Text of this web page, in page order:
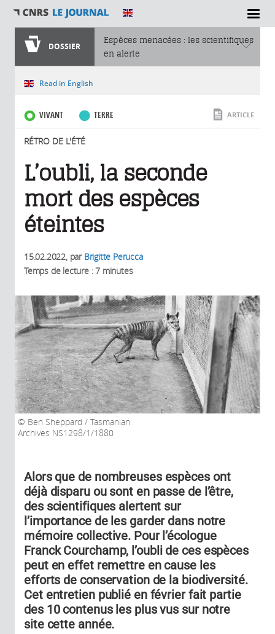
SECTIONS
DOSSIER
Espèces menacées : les scientifiques
en alerte
Vous êtes ici
Read in English
VIVANT TERRE
RÉTRO DE L'ÉTÉ
ARTICLE
L’oubli, la seconde
mort des espèces
éteintes
15.02.2022, par Brigitte Perucca
Temps de lecture : 7 minutes
Ben Sheppard / Tasmanian
Archives NS1298/1/1880
Alors que de nombreuses espèces ont
déjà disparu ou sont en passe de l’être,
des scientifiques alertent sur
l’importance de les garder dans notre
mémoire collective. Pour l’écologue
Franck Courchamp, l’oubli de ces espèces
peut en effet remettre en cause les
efforts de conservation de la biodiversité.
Cet entretien publié en février fait partie
des 10 contenus les plus vus sur notre
site cette année.